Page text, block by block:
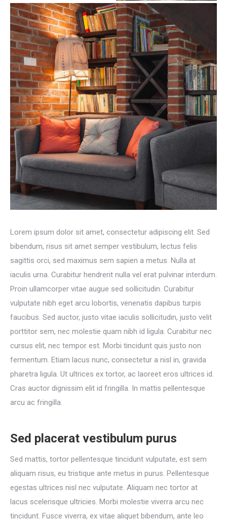
Lorem ipsum dolor sit amet, consectetur adipiscing elit. Sed
bibendum, risus sit amet semper vestibulum, lectus felis
sagittis orci, sed maximus sem sapien a metus. Nulla at
iaculis urna. Curabitur hendrerit nulla vel erat pulvinar interdum.
Proin ullamcorper vitae augue sed sollicitudin. Curabitur
vulputate nibh eget arcu lobortis, venenatis dapibus turpis
faucibus. Sed auctor, justo vitae iaculis sollicitudin, justo velit
porttitor sem, nec molestie quam nibh id ligula. Curabitur nec
cursus elit, nec tempor est. Morbi tincidunt quis justo non
fermentum. Etiam lacus nunc, consectetur a nisl in, gravida
pharetra ligula. Ut ultrices ex tortor, ac laoreet eros ultrices id.
Cras auctor dignissim elit id fringilla. In mattis pellentesque
arcu ac fringilla.
Sed placerat vestibulum purus
Sed mattis, tortor pellentesque tincidunt vulputate, est sem
aliquam risus, eu tristique ante metus in purus. Pellentesque
egestas ultrices nisl nec vulputate. Aliquam nec tortor at
lacus scelerisque ultricies. Morbi molestie viverra arcu nec
tincidunt. Fusce viverra, ex vitae aliquet bibendum, ante leo